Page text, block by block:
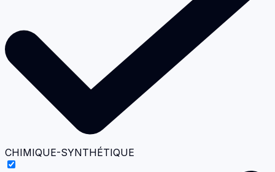
CHIMIQUE-SYNTHÉTIQUE